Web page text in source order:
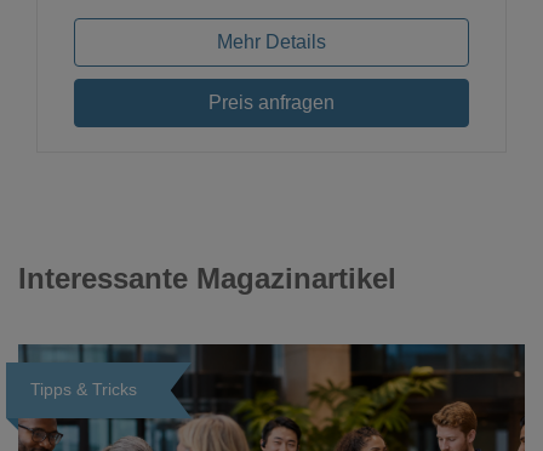
Mehr Details
Preis anfragen
Interessante Magazinartikel
Tipps & Tricks